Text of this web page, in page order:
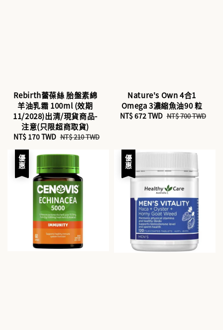
Rebirth蕾葆絲 胎盤素綿
羊油乳霜 100ml (效期
11/2028)出清/現貨商品-
注意(只限超商取貨)
Sale
price
NT$ 170 TWD Regular
NT$ 210 TWD
Nature's Own 4合1
Omega 3濃縮魚油90 粒
Sale
NT$ 672 TWD Regular
NT$ 700 TWD
優惠 優惠